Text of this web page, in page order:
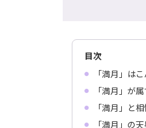
目次
「満月」は
「満月」が
「満月」と
「満月」の